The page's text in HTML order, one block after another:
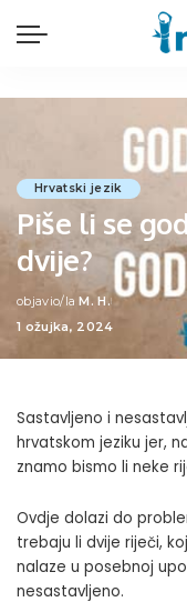
Hrvatski jezik
Piše li se
dvije?
Posted
by
objavio/la M. H.
1 ožujka, 2024
Sastavljeno i
hrvatskom jeziku jer,
znamo bismo li neke
Ovdje dolazi do
trebaju li dvije riječi,
nalaze u posebnoj
nesastavljeno.